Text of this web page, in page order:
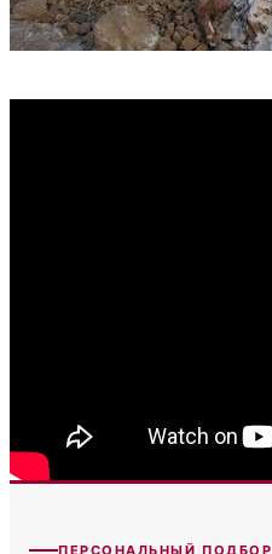
Предыдущая
ПЕРСОНАЛЬНЫЙ ПОДБОР